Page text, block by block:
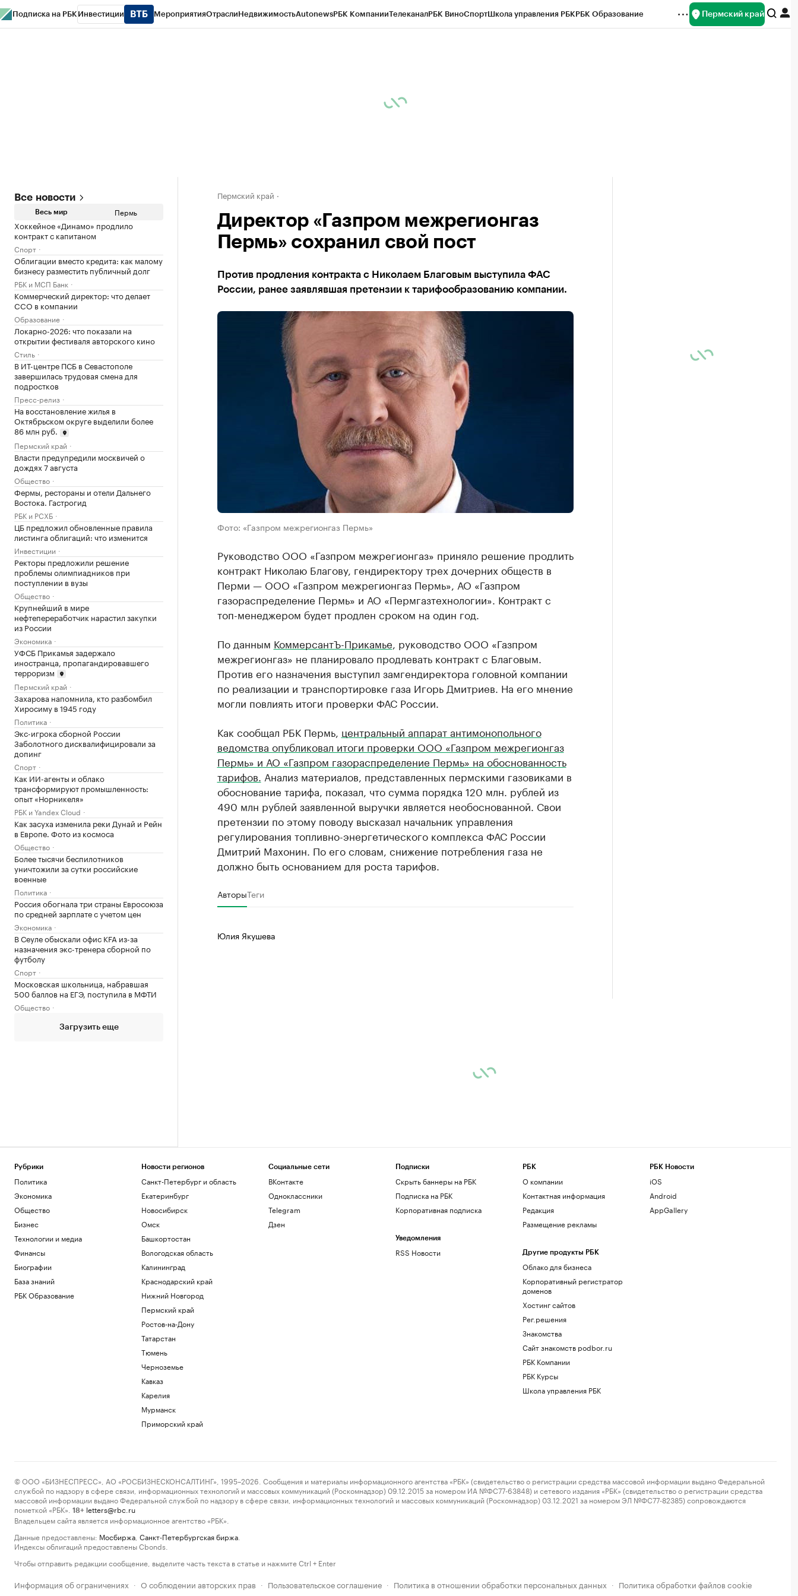
Подписка на РБК Инвестиции МероприятияОтраслиНедвижимостьAutonewsРБК КомпанииТелеканалРБК ВиноСпортШкола управления РБКРБК Образование Пермский край
Все новости
Весь мир Пермь
Хоккейное «Динамо» продлило
контракт с капитаном
Спорт
Облигации вместо кредита: как малому
бизнесу разместить публичный долг
РБК и МСП Банк
Коммерческий директор: что делает
CCO в компании
Образование
Локарно-2026: что показали на
открытии фестиваля авторского кино
Стиль
В ИТ-центре ПСБ в Севастополе
завершилась трудовая смена для
подростков
Пресс-релиз
На восстановление жилья в
Октябрьском округе выделили более
86 млн руб.
Пермский край
Власти предупредили москвичей о
дождях 7 августа
Общество
Фермы, рестораны и отели Дальнего
Востока. Гастрогид
РБК и РСХБ
ЦБ предложил обновленные правила
листинга облигаций: что изменится
Инвестиции
Ректоры предложили решение
проблемы олимпиадников при
поступлении в вузы
Общество
Крупнейший в мире
нефтепереработчик нарастил закупки
из России
Экономика
УФСБ Прикамья задержало
иностранца, пропагандировавшего
терроризм
Пермский край
Захарова напомнила, кто разбомбил
Хиросиму в 1945 году
Политика
Экс-игрока сборной России
Заболотного дисквалифицировали за
допинг
Спорт
Как ИИ-агенты и облако
трансформируют промышленность:
опыт «Норникеля»
РБК и Yandex Cloud
Как засуха изменила реки Дунай и Рейн
в Европе. Фото из космоса
Общество
Более тысячи беспилотников
уничтожили за сутки российские
военные
Политика
Россия обогнала три страны Евросоюза
по средней зарплате с учетом цен
Экономика
В Сеуле обыскали офис KFA из-за
назначения экс-тренера сборной по
футболу
Спорт
Московская школьница, набравшая
500 баллов на ЕГЭ, поступила в МФТИ
Общество
Загрузить еще
Пермский край
Директор «Газпром межрегионгаз
Пермь» сохранил свой пост
Против продления контракта с Николаем Благовым выступила ФАС
России, ранее заявлявшая претензии к тарифообразованию компании.
Фото: «Газпром межрегионгаз Пермь»
Руководство ООО «Газпром межрегионгаз» приняло решение продлить
контракт Николаю Благову, гендиректору трех дочерних обществ в
Перми — ООО «Газпром межрегионгаз Пермь», АО «Газпром
газораспределение Пермь» и АО «Пермгазтехнологии». Контракт с
топ-менеджером будет продлен сроком на один год.
По данным КоммерсантЪ-Прикамье , руководство ООО «Газпром
межрегионгаз» не планировало продлевать контракт с Благовым.
Против его назначения выступил замгендиректора головной компании
по реализации и транспортировке газа Игорь Дмитриев. На его мнение
могли повлиять итоги проверки ФАС России.
Как сообщал РБК Пермь, центральный аппарат антимонопольного
ведомства опубликовал итоги проверки ООО «Газпром межрегионгаз
Пермь» и АО «Газпром газораспределение Пермь» на обоснованность
тарифов. ​Анализ материалов, представленных пермскими газовиками в
обоснование тарифа, показал, что сумма порядка 120 млн. рублей из
490 млн рублей заявленной выручки является необоснованной. Свои
претензии по этому поводу высказал начальник управления
регулирования топливно-энергетического комплекса ФАС России
Дмитрий Махонин. По его словам, снижение потребления газа не
должно быть основанием для роста тарифов.
АвторыТеги
Юлия Якушева
Рубрики
Политика
Экономика
Общество
Бизнес
Технологии и медиа
Финансы
Биографии
База знаний
РБК Образование
Новости регионов
Санкт-Петербург и область
Екатеринбург
Новосибирск
Омск
Башкортостан
Вологодская область
Калининград
Краснодарский край
Нижний Новгород
Пермский край
Ростов-на-Дону
Татарстан
Тюмень
Черноземье
Кавказ
Карелия
Мурманск
Приморский край
Социальные сети
ВКонтакте
Одноклассники
Telegram
Дзен
Подписки
Скрыть баннеры на РБК
Подписка на РБК
Корпоративная подписка
Уведомления
RSS Новости
РБК
О компании
Контактная информация
Редакция
Размещение рекламы
Другие продукты РБК
Облако для бизнеса
Корпоративный регистратор
доменов
Хостинг сайтов
Рег.решения
Знакомства
Сайт знакомств podbor.ru
РБК Компании
РБК Курсы
Школа управления РБК
РБК Новости
iOS
Android
AppGallery
© ООО «БИЗНЕСПРЕСС», АО «РОСБИЗНЕСКОНСАЛТИНГ», 1995–2026. Сообщения и материалы информационного агентства «РБК» (свидетельство о регистрации средства массовой информации выдано Федеральной
службой по надзору в сфере связи, информационных технологий и массовых коммуникаций (Роскомнадзор) 09.12.2015 за номером ИА №ФС77-63848) и сетевого издания «РБК» (свидетельство о регистрации средства
массовой информации выдано Федеральной службой по надзору в сфере связи, информационных технологий и массовых коммуникаций (Роскомнадзор) 03.12.2021 за номером ЭЛ №ФС77-82385) сопровождаются
пометкой «РБК».
18+ letters@rbc.ru
Владельцем сайта является информационное агентство «РБК».
Данные предоставлены: Мосбиржа Санкт-Петербургская биржа
Индексы облигаций предоставлены Cbonds.
Чтобы отправить редакции сообщение, выделите часть текста в статье и нажмите Ctrl + Enter
Информация об ограничениях · О соблюдении авторских прав · Пользовательское соглашение · Политика в отношении обработки персональных данных · Политика обработки файлов cookie